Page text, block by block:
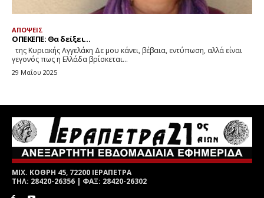
ΜΙΧ. ΚΟΘΡΗ 45, 72200 ΙΕΡΑΠΕΤΡΑ
ΤΗΛ: 28420-26356 | ΦΑΞ: 28420-26302